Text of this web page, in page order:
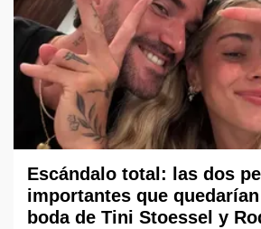
Escándalo total: las dos
importantes que
boda de Tini Stoessel y